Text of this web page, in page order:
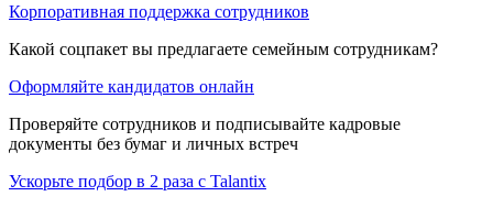
Корпоративная поддержка сотрудников
Какой соцпакет вы предлагаете семейным сотрудникам?
Оформляйте кандидатов онлайн
Проверяйте сотрудников и подписывайте кадровые
документы без бумаг и личных встреч
Ускорьте подбор в 2 раза с Talantix